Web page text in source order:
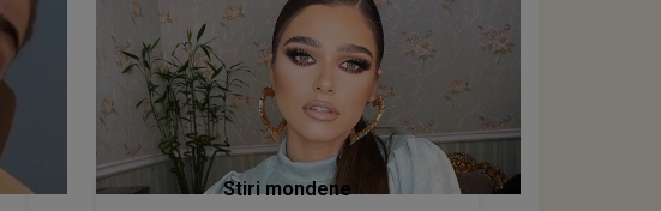
Stiri mondene